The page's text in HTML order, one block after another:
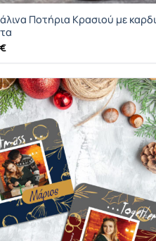
Ποτήρια Κρασιού με
€